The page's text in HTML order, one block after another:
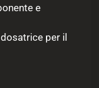
e
per il